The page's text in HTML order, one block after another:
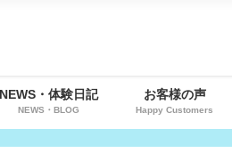
NEWS・体験日記
NEWS・BLOG
お客様の声
Happy Customers